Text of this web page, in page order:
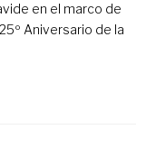
en el marco de
Aniversario de la